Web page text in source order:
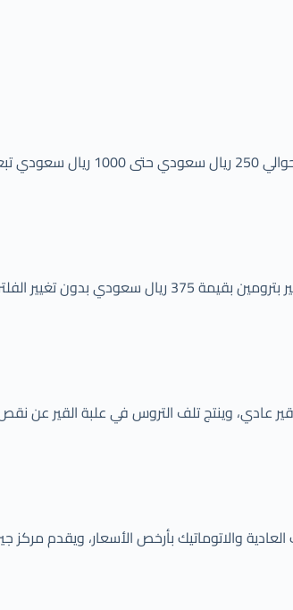
يبدأ سعر تغيير زيت القير وهي
يعتبر زيت بترومين من أفضل أنواع الزيوت للقير
وينتج تلف التروس في علبة القير عن نقص